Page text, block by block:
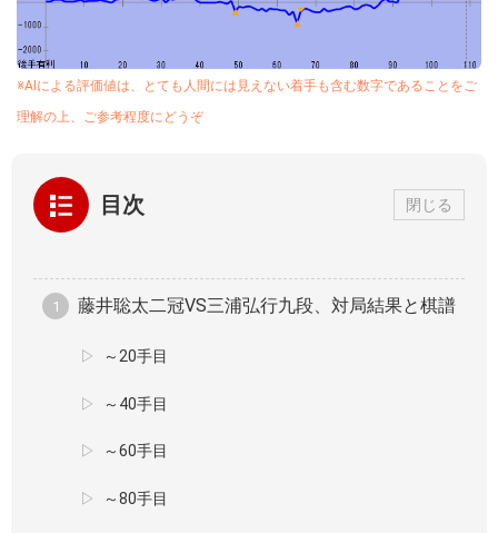
※AIによる評価値は、とても人間には見えない着手も含む数字であることをご
理解の上、ご参考程度にどうぞ
目次 閉じる
藤井聡太二冠VS三浦弘行九段、対局結果と棋譜
～20手目
～40手目
～60手目
～80手目